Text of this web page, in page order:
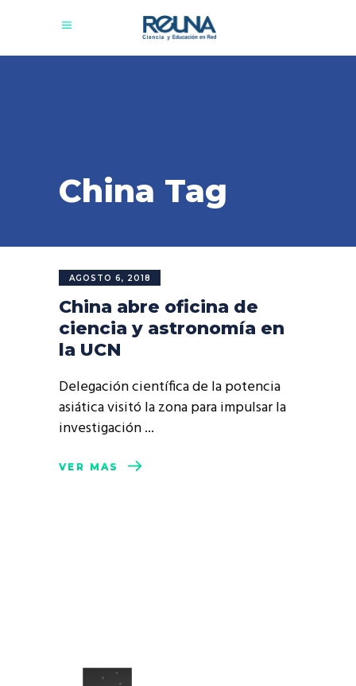
China Tag
AGOSTO 6, 2018
China abre oficina de
ciencia y astronomía en
la UCN
Delegación científica de la potencia
asiática visitó la zona para impulsar la
investigación
VER MÁS